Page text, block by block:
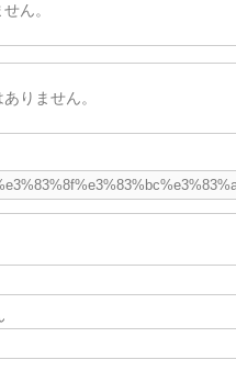
ん。
りません。